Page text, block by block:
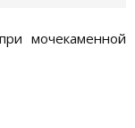
мочекаменной